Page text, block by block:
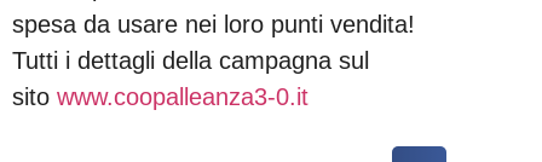
spesa da usare nei loro punti vendita!
Tutti i dettagli della campagna sul
sito www.coopalleanza3-0.it